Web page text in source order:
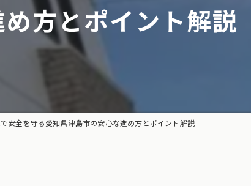
防水工事方とポイント解説
安全を守る愛知県津島市の安心な進め方とポイント解説